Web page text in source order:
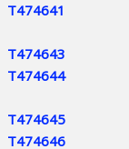
T474641
T474643
T474644
T474645
T474646